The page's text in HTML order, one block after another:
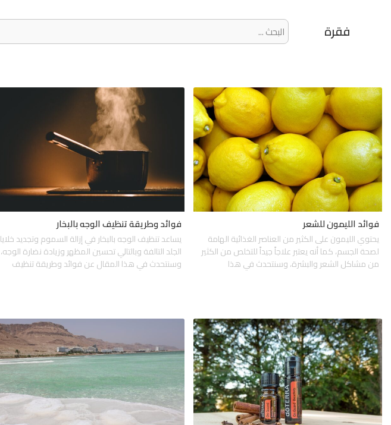
فقرة
فوائد الليمون للشعر
يحتوي الليمون على الكثير من العناصر الغذائية الهامة
لصحة الجسم، كما أنه يعتبر علاجاً جيداً للتخلص من الكثير
من مشاكل الشعر والبشرة، وسنتحدث في هذا
فوائد وطريقة تنظيف الوجه بالبخار
يساعد تنظيف الوجه بالبخار في إزالة السموم وتجديد خلايا
الجلد التالفة وبالتالي تحسين المظهر وزيادة نضارة الوجه،
وسنتحدث في هذا المقال عن فوائد وطريقة تنظيف